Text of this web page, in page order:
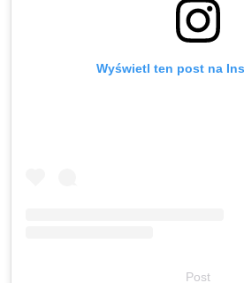
Wyświetl ten post na
Post